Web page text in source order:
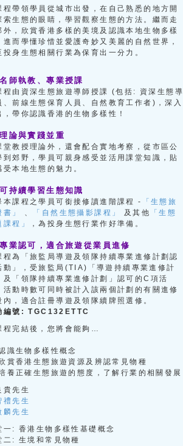
程帶領學員從城市出發，在自己熟悉的地方開
索生態的眼睛，學習觀察生態的方法。繼而走
外，欣賞香港多樣的美境及認識本地生物多樣
進而學懂珍惜並愛護奇妙又美麗的自然世界，
投身生態相關行業為保育出一分力。
師執教、專業授課
程由資深生態旅遊導師授課 (包括: 資深生態導
、前線生態保育人員、自然教育工作者)，深入
，帶你認識香港的生物多樣性！
論與實踐並重
堂教授理論外，還會配合實地考察，從市區公
到郊野，學員可親身感受並活用課堂知識，貼
受本地生態的魅力。
持續學習生態知識
本課程之學員可銜接修讀進階課程 -
「生態旅
」
、 「自然生態攝影課程」 及其他
「生態
課程」
，為投身生態行業作好準備。
業認可，適合旅遊從業員進修
程為「旅監局導遊及領隊持續專業進修計劃認
動」，受旅監局(TIA)「導遊持續專業進修計
及「領隊持續專業進修計劃」認可的C項活
活動時數可同時被計入該兩個計劃的有關進修
內，適合註冊導遊及領隊續牌照選修。
編號: TGC132ETTC
程完結後，您將會能夠…
識生物多樣性概念
賞香港生態旅遊資源及辨認常見物種
養正確生態旅遊的態度，了解行業的相關發展
貴先生
禮先生
麟先生
一: 香港生物多樣性基礎概念
二: 生境和常見物種